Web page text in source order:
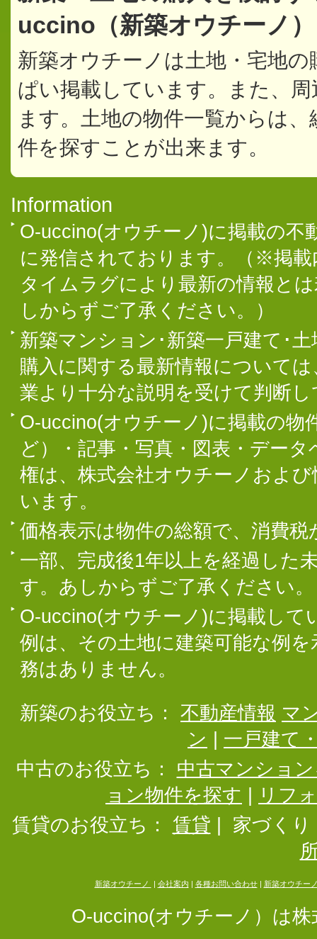
uccino（新築オウチーノ
新築オウチーノは土地・宅地
ぱい掲載しています。また、
ます。土地の物件一覧からは
件を探すことが出来ます。
Information
O-uccino(オウチーノ)に掲載の不
に発信されております。（※掲
タイムラグにより最新の情報と
しからずご了承ください。）
新築マンション･新築一戸建て･
購入に関する最新情報について
業より十分な説明を受けて判断
O-uccino(オウチーノ)に掲載の物
ど）・記事・写真・図表・デー
権は、株式会社オウチーノおよ
います。
価格表示は物件の総額で、消費
一部、完成後1年以上を経過した
す。あしからずご了承ください。
O-uccino(オウチーノ)に掲載して
例は、その土地に建築可能な例
務はありません。
新築のお役立ち： 不動産情報 マ
ン
一戸建て
中古のお役立ち：
中古マンショ
ョン物件を探す
リフ
賃貸のお役立ち：
賃貸
家づくり
新築オウチーノ 会社案内 各種お問い合わせ| 新築オウチー
O-uccino(オウチーノ）は